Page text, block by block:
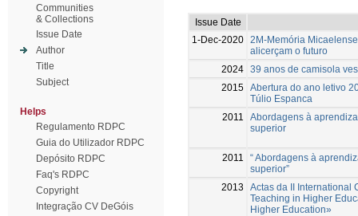
Communities
& Collections
Issue Date
Author
Title
Subject
Helps
Regulamento RDPC
Guia do Utilizador RDPC
Depósito RDPC
Faq's RDPC
Copyright
Integração CV DeGóis
Issue Date
1-Dec-2020 2M-Memória
alicerçam o futuro
2024 39 anos de camisola
2015 Abertura do ano letivo
Túlio Espanca
2011
Abordagens à
superior
2011
“ Abordagens à
superior”
2013
Actas da II International
Teaching in Higher
Higher Education»